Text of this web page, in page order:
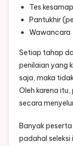
Tes
Pantukhir
Wawancara
Setiap tahap
penilaian yang
saja, maka
Oleh karena
secara
Banyak
padahal seleksi